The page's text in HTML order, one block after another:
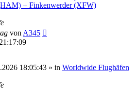
+ Finkenwerder (XFW)
von A345
18:05:43 » in Worldwide Flughäfen